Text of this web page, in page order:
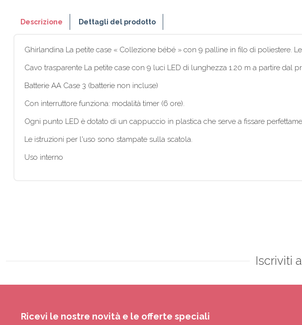
Descrizione Dettagli del prodotto
Ghirlandina La petite case « Collezione bébé » con 9 palline in filo di poliestere.
Cavo trasparente La petite case con 9 luci LED di lunghezza 1.20 m a partire dal
Batterie AA Case 3 (batterie non incluse)
Con interruttore funziona: modalità timer (6 ore).
Ogni punto LED è dotato di un cappuccio in plastica che serve a fissare
Le istruzioni per l'uso sono stampate sulla scatola.
Uso interno
Iscriviti
Ricevi le nostre novità e le offerte speciali